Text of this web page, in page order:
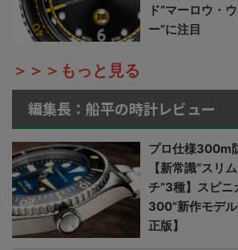
ド“マーロウ・
ー”に注目
＞＞＞もっと見る
編集長：船平の時計レビュー
プロ仕様300m
【新常識“スリ
チ”3種】スピニ
300”新作モデ
正版】